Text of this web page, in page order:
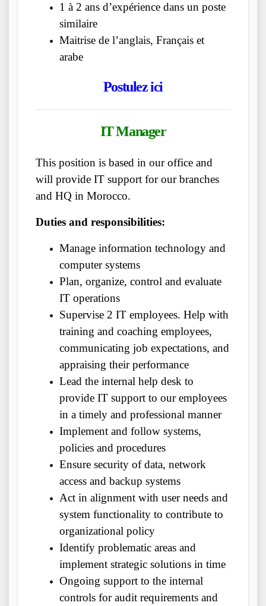
1 à 2 ans d’expérience dans un poste
similaire
Maitrise de l’anglais, Français et
arabe
Postulez ici
IT Manager
This position is based in our office and
will provide IT support for our branches
and HQ in Morocco.
Duties and responsibilities:
Manage information technology and
computer systems
Plan, organize, control and evaluate
IT operations
Supervise 2 IT employees. Help with
training and coaching employees,
communicating job expectations, and
appraising their performance
Lead the internal help desk to
provide IT support to our employees
in a timely and professional manner
Implement and follow systems,
policies and procedures
Ensure security of data, network
access and backup systems
Act in alignment with user needs and
system functionality to contribute to
organizational policy
Identify problematic areas and
implement strategic solutions in time
Ongoing support to the internal
controls for audit requirements and